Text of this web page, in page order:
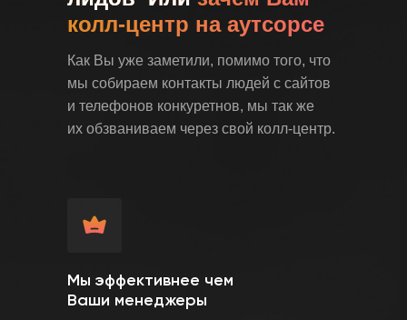
колл-центр на аутсорсе
Как Вы уже заметили, помимо того, что
мы собираем контакты людей с сайтов
и телефонов конкуретнов, мы так же
их обзваниваем через свой колл-центр.
Мы эффективнее чем
Ваши менеджеры